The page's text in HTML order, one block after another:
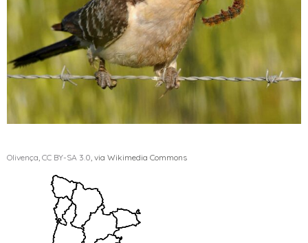
Olivença CC BY-SA 3.0 , via Wikimedia Commons